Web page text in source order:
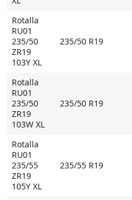
Rotalla
RU01
235/50
ZR19
103Y XL
235/50 R19
Rotalla
RU01
235/50
ZR19
103W XL
235/50 R19
Rotalla
RU01
235/55
ZR19
105Y XL
235/55 R19